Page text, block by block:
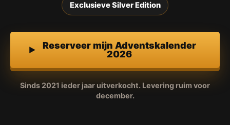
Exclusieve Silver Edition
Reserveer mijn Adventskalender
2026
Sinds 2021 ieder jaar uitverkocht. Levering ruim voor
december.